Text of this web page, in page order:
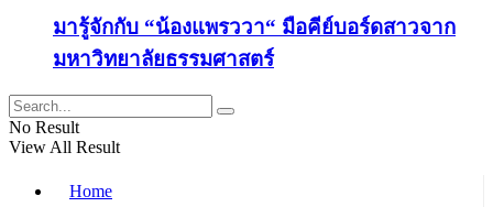
มารู้จักกับ “น้องแพรววา“ มือคีย์บอร์ดสาวจาก
มหาวิทยาลัยธรรมศาสตร์
No Result
View All Result
Home